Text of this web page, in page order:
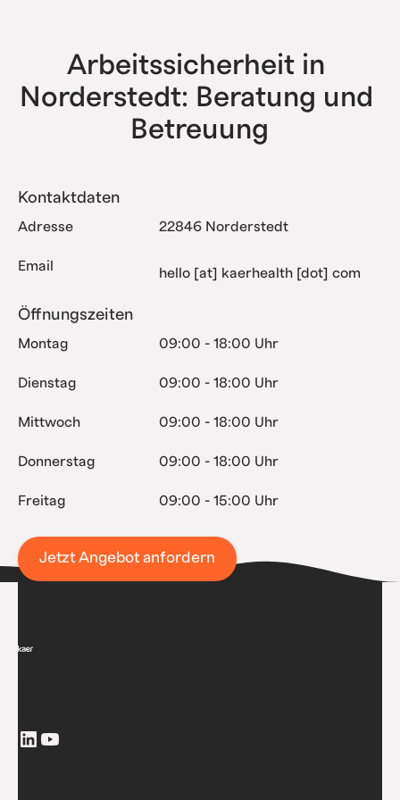
Arbeitssicherheit in
Norderstedt: Beratung und
Betreuung
Kontaktdaten
Adresse 22846 Norderstedt
Email hello [at] kaerhealth [dot] com
Öffnungszeiten
Montag 09:00 - 18:00 Uhr
Dienstag 09:00 - 18:00 Uhr
Mittwoch 09:00 - 18:00 Uhr
Donnerstag 09:00 - 18:00 Uhr
Freitag 09:00 - 15:00 Uhr
Jetzt Angebot anfordern